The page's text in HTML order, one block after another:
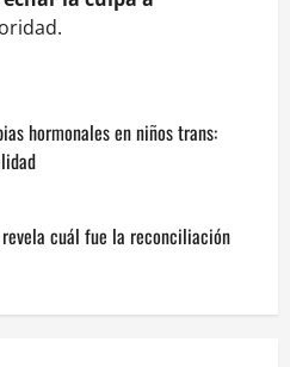
hormonales en niños trans:
cuál fue la reconciliación